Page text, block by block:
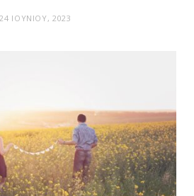
24 ΙΟΥΝΊΟΥ, 2023